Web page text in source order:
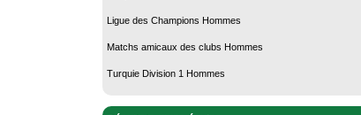
Ligue des Champions Hommes
Matchs amicaux des clubs Hommes
Turquie Division 1 Hommes